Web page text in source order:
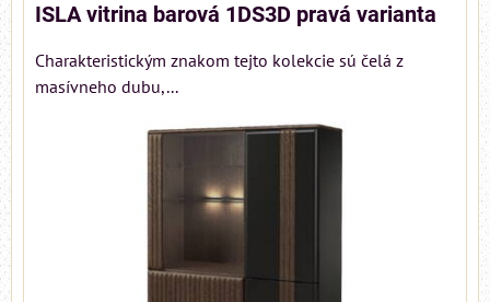
ISLA vitrina barová 1DS3D pravá varianta
Charakteristickým znakom tejto kolekcie sú čelá z
masívneho dubu,...